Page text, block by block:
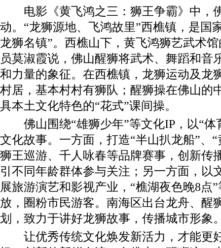
电影《黄飞鸿之三：狮王争霸》中，
动。“龙狮源地、飞鸿故里”西樵镇，是国
龙狮名镇”。西樵山下，黄飞鸿狮艺武术
员莫淑霞说，佛山醒狮将武术、舞蹈和音
和力量的象征。在西樵镇，龙狮运动及龙
村居，基本村村有狮队；醒狮操在佛山的
具本土文化特色的“花式”课间操。
佛山围绕“雄狮少年”等文化IP，以“体
文化故事。一方面，打造“半山扒龙船”、
狮王巡游、千人咏春等品牌赛事，创新传
引不同年龄群体参与关注；另一方面，以
展旅游演艺和影视产业，“樵湖夜色晚8点
放，圈粉市民游客。南海区出台龙舟、醒
划，致力于讲好龙狮故事，传播城市形象
让优秀传统文化焕发新活力，才能更